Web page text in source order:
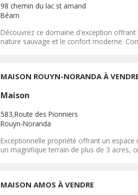
98 chemin du lac st amand
Béarn
Découvrez ce domaine d'exception
nature sauvage et le confort moderne.
MAISON ROUYN-NORANDA À
Maison
583,Route des Pionniers
Rouyn-Noranda
Exceptionnelle propriété offrant un
un magnifique terrain de plus de 3 acres,
MAISON AMOS À VENDRE